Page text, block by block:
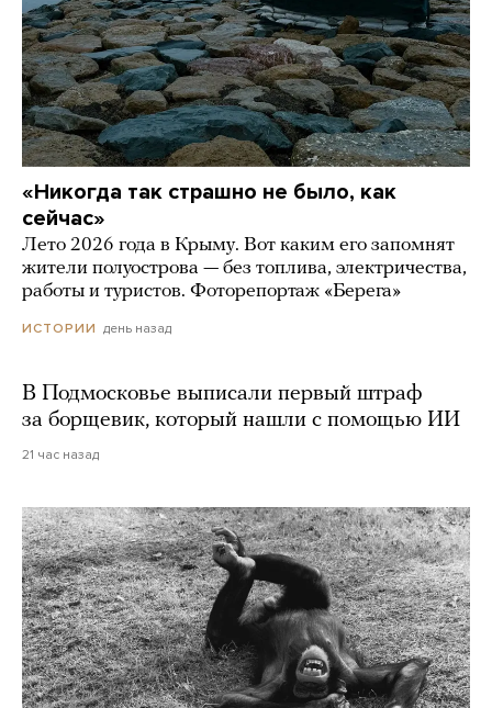
«Никогда так страшно не было, как
сейчас»
Лето 2026 года в Крыму. Вот каким его запомнят
жители полуострова — без топлива, электричества,
работы и туристов. Фоторепортаж «Берега»
ИСТОРИИ день назад
В Подмосковье выписали первый штраф
за борщевик, который нашли с помощью ИИ
21 час назад